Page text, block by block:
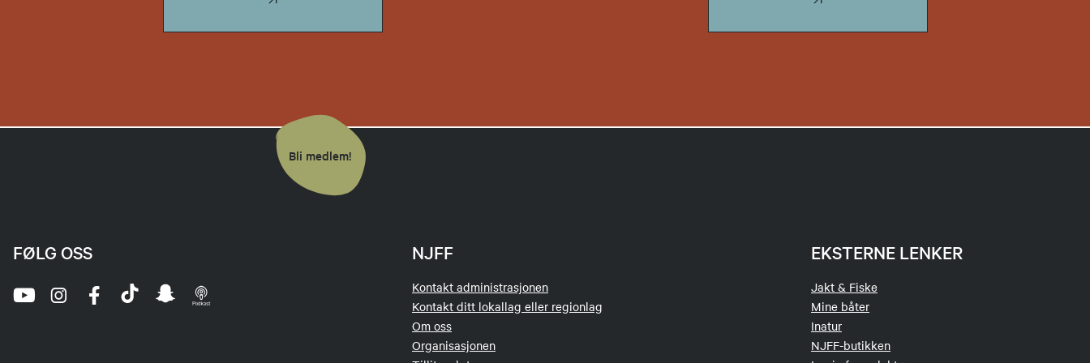
Bli medlem!
NJFF
Kontakt administrasjonen
Kontakt ditt lokallag eller regionlag
Om oss
Organisasjonen
EKSTERNE LENKER
Jakt & Fiske
Mine båter
Inatur
NJFF-butikken
FØLG OSS